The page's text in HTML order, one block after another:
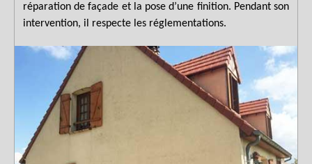
réparation de façade et la pose d’une finition. Pendant son
intervention, il respecte les réglementations.